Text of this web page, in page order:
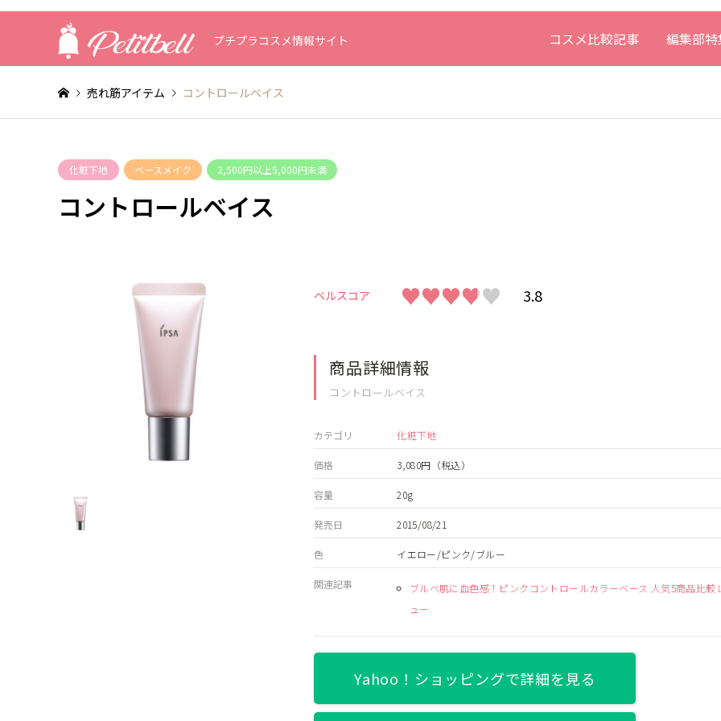
プチプラコスメ情報サイト コスメ比較記事 編集部
売れ筋アイテム コントロールベイス
化粧下地 ベースメイク 2,500円以上5,000円未満
コントロールベイス
ベルスコア ♥♥♥♥♥
♥♥♥♥♥ 3.8
商品詳細情報
コントロールベイス
カテゴリ 化粧下地
価格 3,080円 （税込）
容量 20g
発売日 2015/08/21
色 イエロー/ピンク/ブルー
関連記事
ブルベ肌に血色感！ピンクコントロールカラーベース 人気5商品比較
ュー
Yahoo！ショッピングで詳細を見る